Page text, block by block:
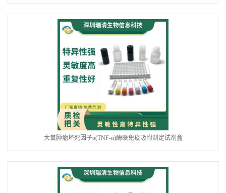
大鼠肿瘤坏死因子α(TNF-α)酶联免疫吸附测定试剂盒